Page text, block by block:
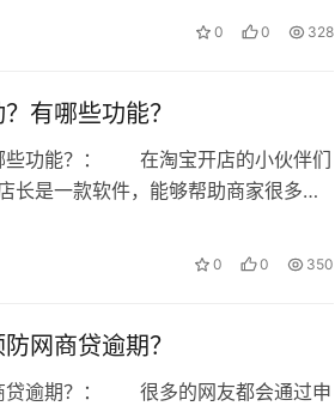
0 0 328
有哪些功能？
些功能？： 在淘宝开店的小伙伴们
长是一款软件，能够帮助商家很多事
0 0 350
网商贷逾期？
贷逾期？： 很多的网友都会通过申